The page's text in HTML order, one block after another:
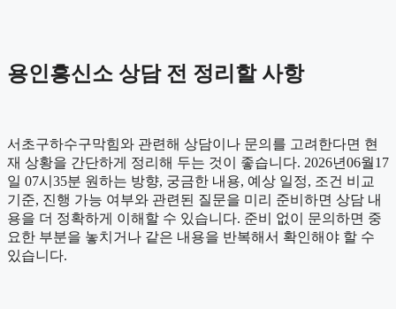
용인흥신소 상담 전 정리할 사항
서초구하수구막힘와 관련해 상담이나 문의를 고려한다면 현
재 상황을 간단하게 정리해 두는 것이 좋습니다. 2026년06월17
일 07시35분 원하는 방향, 궁금한 내용, 예상 일정, 조건 비교
기준, 진행 가능 여부와 관련된 질문을 미리 준비하면 상담 내
용을 더 정확하게 이해할 수 있습니다. 준비 없이 문의하면 중
요한 부분을 놓치거나 같은 내용을 반복해서 확인해야 할 수
있습니다.